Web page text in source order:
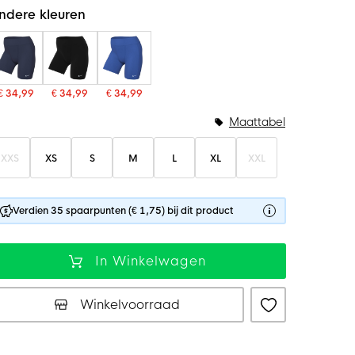
kleuren
34,99 € 34,99 € 34,99
XXS XS S M L XL XXL
Maattabel
Verdien 35 spaarpunten (€ 1,75) bij dit product
In Winkelwagen
Winkelvoorraad